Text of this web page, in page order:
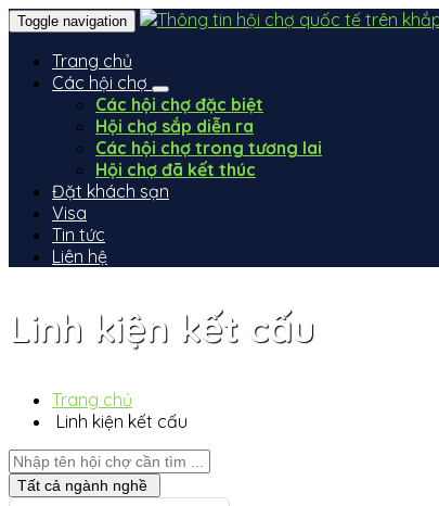
Toggle navigation
Trang chủ
Các hội chợ
Các hội chợ đặc biệt
Hội chợ sắp diễn ra
Các hội chợ trong tương lai
Hội chợ đã kết thúc
Đặt khách sạn
Visa
Tin tức
Liên hệ
Linh kiện kết cấu
Trang chủ
Linh kiện kết cấu
Tất cả ngành nghề